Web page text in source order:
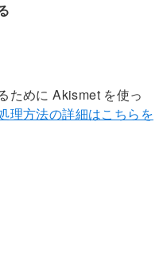
ために Akismet を使っ
理方法の詳細はこちらを